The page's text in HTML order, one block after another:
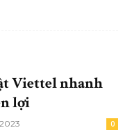
Viettel nhanh
lợi
0